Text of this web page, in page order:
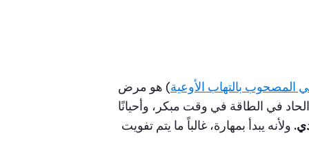
المصحوب بالتهاب الأوعية) هو مرض
في الطاقة في وقت مبكر، وأحيانًا
ولأنه يبدأ بمهارة، غالباً ما يتم تفويت